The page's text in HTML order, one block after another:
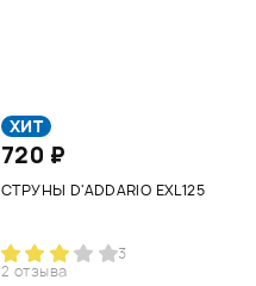
ХИТ
720 ₽
СТРУНЫ D'ADDARIO EXL125
3
2 отзыва